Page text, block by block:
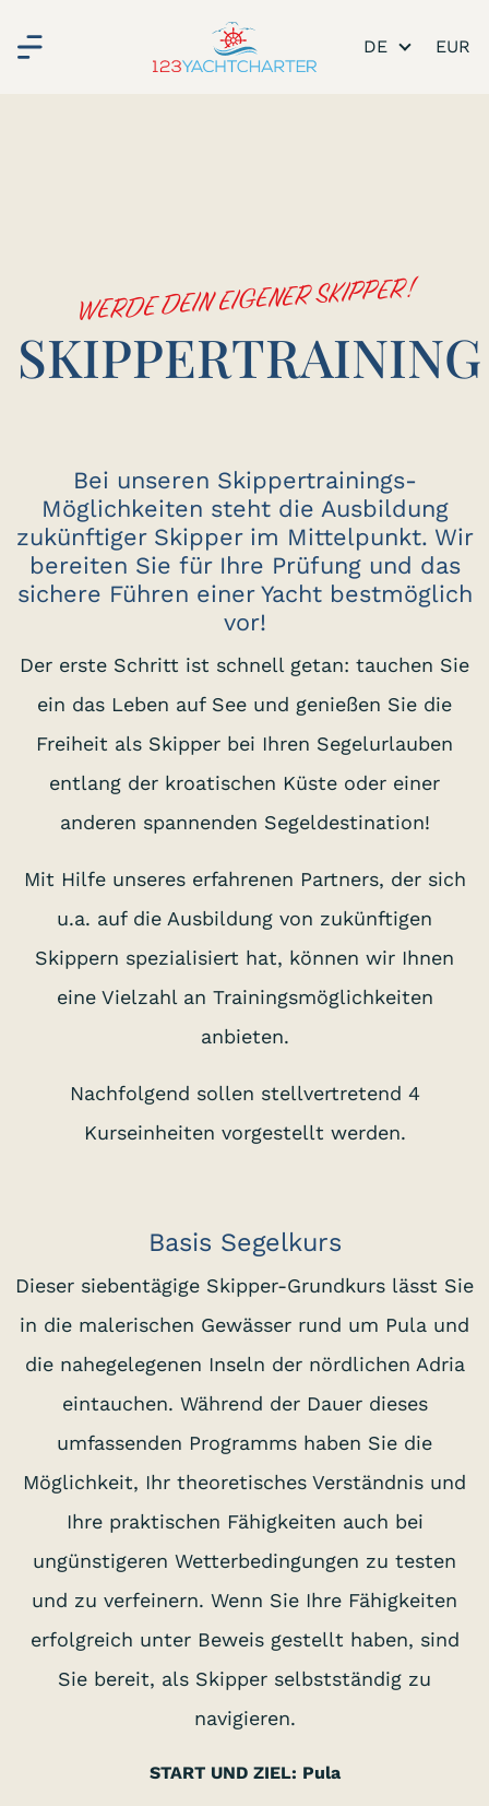
DE
WERDE DEIN EIGENER SKIPPER!
SKIPPERTRAINING
Bei unseren Skippertrainings-
Möglichkeiten steht die Ausbildung
zukünftiger Skipper im Mittelpunkt. Wir
bereiten Sie für Ihre Prüfung und das
sichere Führen einer Yacht bestmöglich
vor!
Der erste Schritt ist schnell getan: tauchen Sie
ein das Leben auf See und genießen Sie die
Freiheit als Skipper bei Ihren Segelurlauben
entlang der kroatischen Küste oder einer
anderen spannenden Segeldestination!
Mit Hilfe unseres erfahrenen Partners, der sich
u.a. auf die Ausbildung von zukünftigen
Skippern spezialisiert hat, können wir Ihnen
eine Vielzahl an Trainingsmöglichkeiten
anbieten.
Nachfolgend sollen stellvertretend 4
Kurseinheiten vorgestellt werden.
Basis Segelkurs
Dieser siebentägige Skipper-Grundkurs lässt Sie
in die malerischen Gewässer rund um Pula und
die nahegelegenen Inseln der nördlichen Adria
eintauchen. Während der Dauer dieses
umfassenden Programms haben Sie die
Möglichkeit, Ihr theoretisches Verständnis und
Ihre praktischen Fähigkeiten auch bei
ungünstigeren Wetterbedingungen zu testen
und zu verfeinern. Wenn Sie Ihre Fähigkeiten
erfolgreich unter Beweis gestellt haben, sind
Sie bereit, als Skipper selbstständig zu
navigieren.
START UND ZIEL: Pula